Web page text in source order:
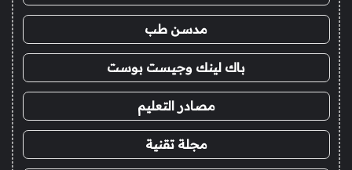
مدسن طب
باك لينك وجيست بوست
مصادر التعليم
مجلة تقنية